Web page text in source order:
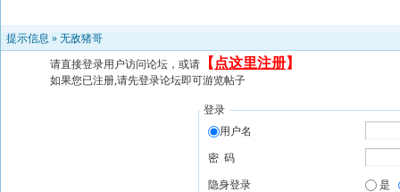
提示信息 » 无敌猪哥
请直接登录用户访问论坛，或请 【 点这里注册】
如果您已注册,请先登录论坛即可游览帖子
登录
用户名
密 码
隐身登录 是